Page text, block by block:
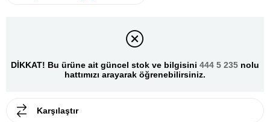
DİKKAT! Bu ürüne ait güncel stok ve bilgisini 444 5 235 nolu
hattımızı arayarak öğrenebilirsiniz.
Karşılaştır